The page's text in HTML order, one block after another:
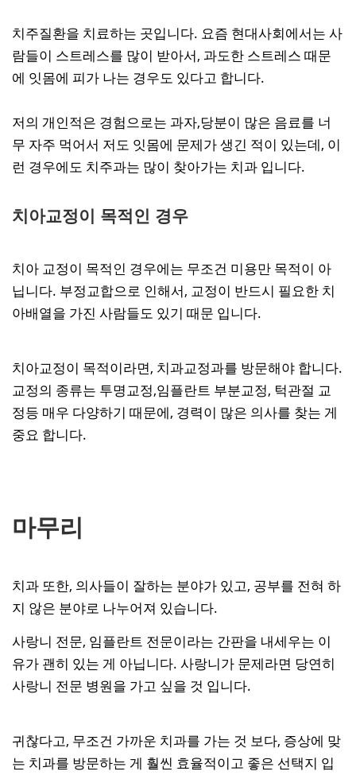
치주질환을 치료하는 곳입니다. 요즘 현대사회에서는 사
람들이 스트레스를 많이 받아서, 과도한 스트레스 때문
에 잇몸에 피가 나는 경우도 있다고 합니다.
저의 개인적은 경험으로는 과자,당분이 많은 음료를 너
무 자주 먹어서 저도 잇몸에 문제가 생긴 적이 있는데, 이
런 경우에도 치주과는 많이 찾아가는 치과 입니다.
치아교정이 목적인 경우
치아 교정이 목적인 경우에는 무조건 미용만 목적이 아
닙니다. 부정교합으로 인해서, 교정이 반드시 필요한 치
아배열을 가진 사람들도 있기 때문 입니다.
치아교정이 목적이라면, 치과교정과를 방문해야 합니다.
교정의 종류는 투명교정,임플란트 부분교정, 턱관절 교
정등 매우 다양하기 때문에, 경력이 많은 의사를 찾는 게
중요 합니다.
마무리
치과 또한, 의사들이 잘하는 분야가 있고, 공부를 전혀 하
지 않은 분야로 나누어져 있습니다.
사랑니 전문, 임플란트 전문이라는 간판을 내세우는 이
유가 괜히 있는 게 아닙니다. 사랑니가 문제라면 당연히
사랑니 전문 병원을 가고 싶을 것 입니다.
귀찮다고, 무조건 가까운 치과를 가는 것 보다, 증상에 맞
는 치과를 방문하는 게 훨씬 효율적이고 좋은 선택지 입